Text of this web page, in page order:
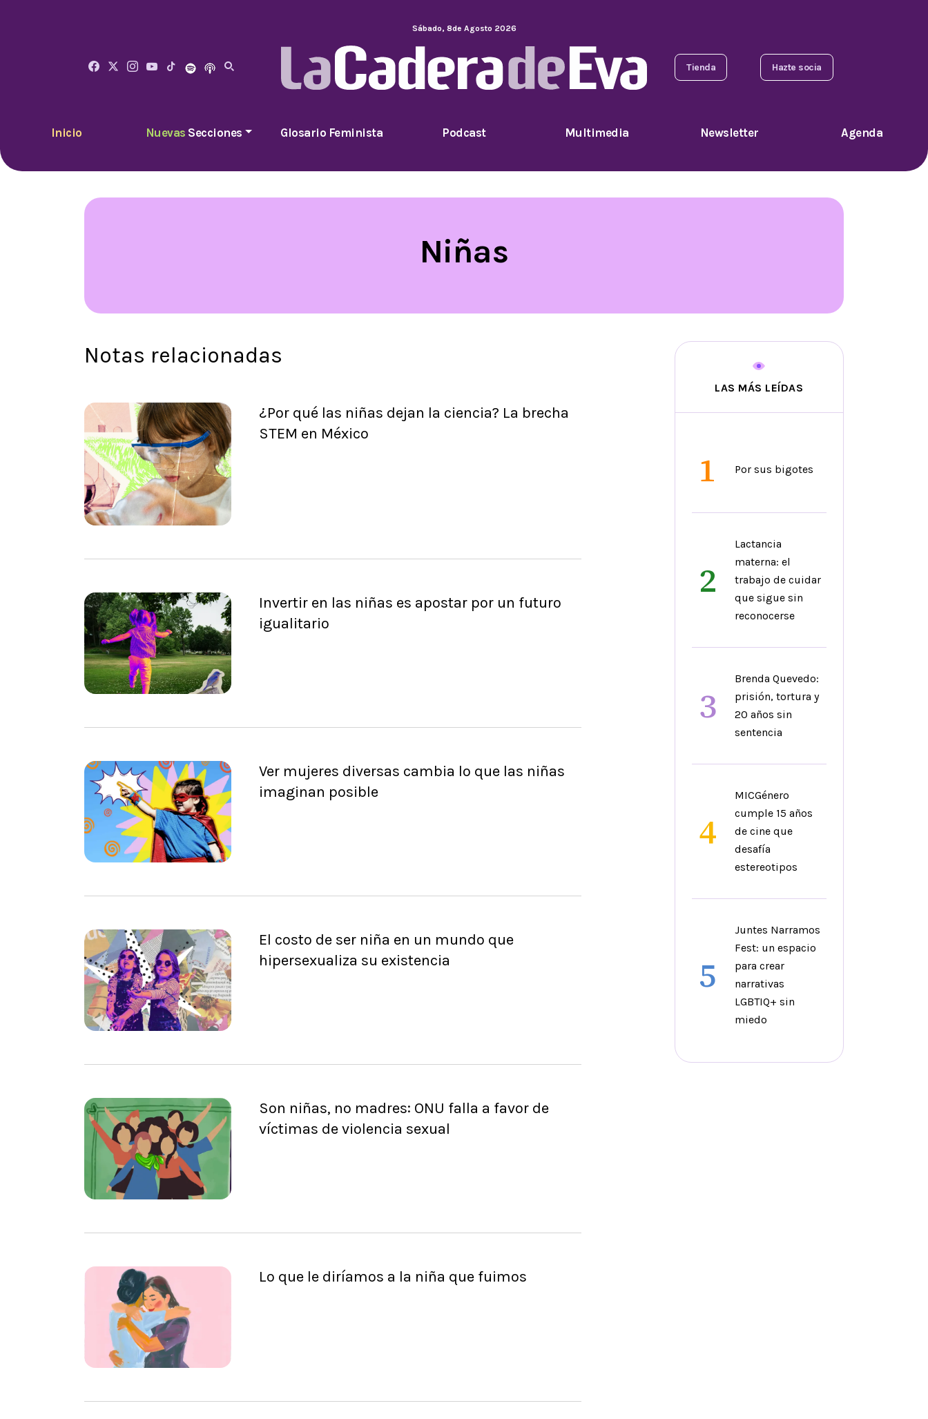
Sábado, 8de Agosto 2026
Tienda Hazte socia
Inicio Nuevas Secciones Glosario Feminista Podcast Multimedia Newsletter Agenda
Niñas
Notas relacionadas
¿Por qué las niñas dejan la ciencia? La brecha
STEM en México
Invertir en las niñas es apostar por un futuro
igualitario
Ver mujeres diversas cambia lo que las niñas
imaginan posible
El costo de ser niña en un mundo que
hipersexualiza su existencia
Son niñas, no madres: ONU falla a favor de
víctimas de violencia sexual
Lo que le diríamos a la niña que fuimos
LAS MÁS LEÍDAS
1 Por sus bigotes
2
Lactancia
materna: el
trabajo de cuidar
que sigue sin
reconocerse
3
Brenda Quevedo:
prisión, tortura y
20 años sin
sentencia
4
MICGénero
cumple 15 años
de cine que
desafía
estereotipos
5
Juntes Narramos
Fest: un espacio
para crear
narrativas
LGBTIQ+ sin
miedo